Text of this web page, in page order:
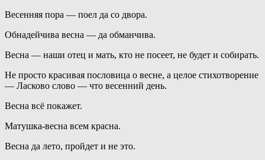
Весенняя пора — поел да со двора.
Обнадейчива весна — да обманчива.
Весна — наши отец и мать, кто не посеет, не будет и собирать.
Не просто красивая пословица о весне, а целое стихотворение
— Ласково слово — что весенний день.
Весна всё покажет.
Матушка-весна всем красна.
Весна да лето, пройдет и не это.